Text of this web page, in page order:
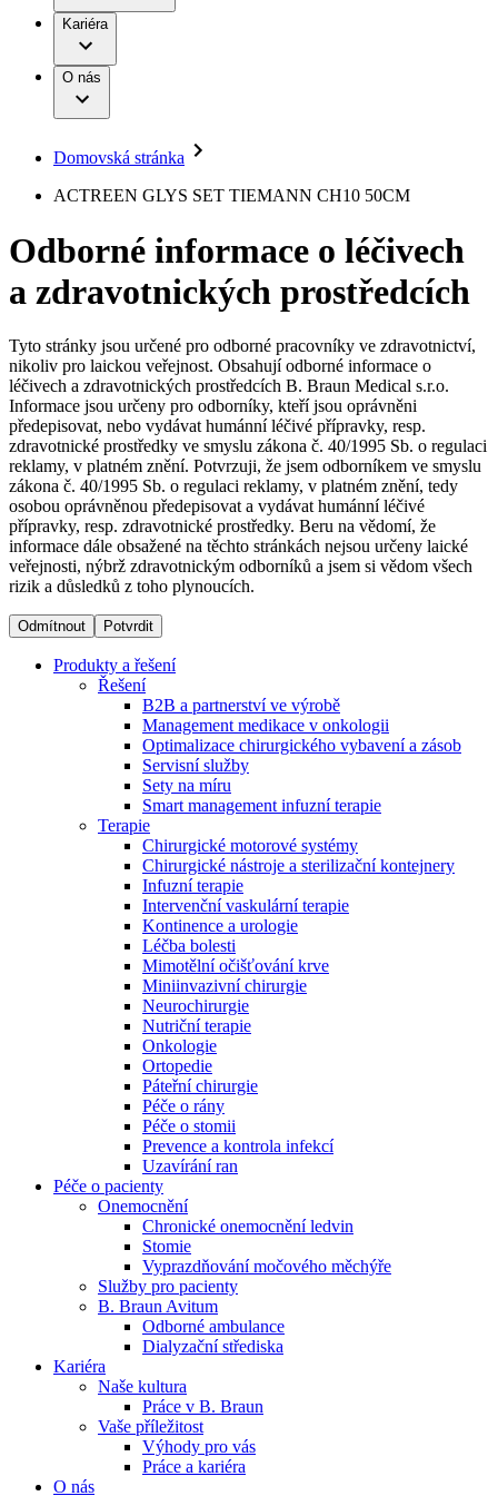
Léčba bolesti
Mimotělní očišťování krve
Neurochirurgie
Onkologie
Ortopedie
Páteřní chirurgie
Péče o rány
Prevence a kontrola infekcí
Uzavírání ran
Řešení
Terapie
Produktový katalog​
Objevte naše produkty. Navštivte produktový katalog B.
Braun s našim kompletním produktovým portfoliem.
Onemocnění
B. Braun Avitum
Dialyzační střediska​
B. Braun Avitum poskytuje kvalitní dialyzační péči ve všech
svých střediscích v České republice. Více informací se
dozvíte na stránkách jednotlivých středisek.
Odborné ambulance
Naše specializované ambulance jsou tu pro vás. Zvolte
specializaci a město, které potřebujete, a objednejte se do naší
ambulance.
Práce a kariéra
Naše kultura
Vaše příležitost​
Nabídky pracovních míst
Objevte své kariérní příležitosti ​v B. Braun. Vyhledejte náš trh
práce​ pro zajímavé pozice.​
Odpovědnost
Média
Tiskové zprávy
Kontakt
Kontaktní formulář
Registrace k odběru newsletteru
Odpovědnost
Média
Kontakt
Zůstaňte v dialogu s B. Braun. ​Kontaktujte nás.​
Kariéra
O nás
Domovská stránka
ACTREEN GLYS SET TIEMANN CH10 50CM
Odborné informace o léčivech
a zdravotnických prostředcích
Tyto stránky jsou určené pro odborné pracovníky ve zdravotnictví,
nikoliv pro laickou veřejnost. Obsahují odborné informace o
léčivech a zdravotnických prostředcích B. Braun Medical s.r.o.
Informace jsou určeny pro odborníky, kteří jsou oprávněni
předepisovat, nebo vydávat humánní léčivé přípravky, resp.
zdravotnické prostředky ve smyslu zákona č. 40/1995 Sb. o regulaci
reklamy, v platném znění. Potvrzuji, že jsem odborníkem ve smyslu
zákona č. 40/1995 Sb. o regulaci reklamy, v platném znění, tedy
osobou oprávněnou předepisovat a vydávat humánní léčivé
přípravky, resp. zdravotnické prostředky. Beru na vědomí, že
informace dále obsažené na těchto stránkách nejsou určeny laické
veřejnosti, nýbrž zdravotnickým odborníků a jsem si vědom všech
rizik a důsledků z toho plynoucích.
Odmítnout Potvrdit
Produkty a řešení
Řešení
B2B a partnerství ve výrobě
Management medikace v onkologii
Optimalizace chirurgického vybavení a zásob
Servisní služby
Sety na míru
Smart management infuzní terapie​
Terapie
Chirurgické motorové systémy
Chirurgické nástroje a sterilizační kontejnery
Infuzní terapie
Intervenční vaskulární terapie
Kontinence a urologie
Léčba bolesti
Mimotělní očišťování krve
Miniinvazivní chirurgie
Neurochirurgie
Nutriční terapie
Onkologie
Ortopedie
Páteřní chirurgie
Péče o rány
Péče o stomii
Prevence a kontrola infekcí
Uzavírání ran
Péče o pacienty
Onemocnění
Chronické onemocnění ledvin
Stomie
Vyprazdňování močového měchýře
Služby pro pacienty
B. Braun Avitum
Odborné ambulance
Dialyzační střediska
Kariéra
Naše kultura
Práce v B. Braun
Vaše příležitost​
Výhody pro vás
Práce a kariéra
O nás